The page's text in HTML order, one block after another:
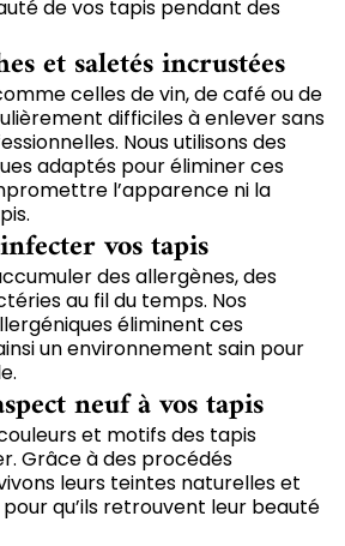
de vos tapis pendant des
et saletés incrustées
celles de vin, de café ou de
difficiles à enlever sans
Nous utilisons des
adaptés pour éliminer ces
l’apparence ni la
vos tapis
des allergènes, des
au fil du temps. Nos
éliminent ces
un environnement sain pour
neuf à vos tapis
et motifs des tapis
Grâce à des procédés
leurs teintes naturelles et
qu’ils retrouvent leur beauté